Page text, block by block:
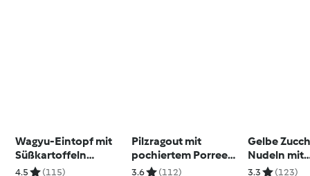
Wagyu-Eintopf mit
Süßkartoffeln
(Dubai)
4.5 (115)
Pilzragout mit
pochiertem Porree
und schwedischen
3.6 (112)
Gelbe
Nudeln mit
Petersilien-
3.3 (123)